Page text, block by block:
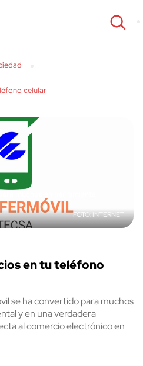
celular
muchos en herramienta
INTERNET
en tu teléfono
se ha convertido para muchos
y en una verdadera
al comercio electrónico en